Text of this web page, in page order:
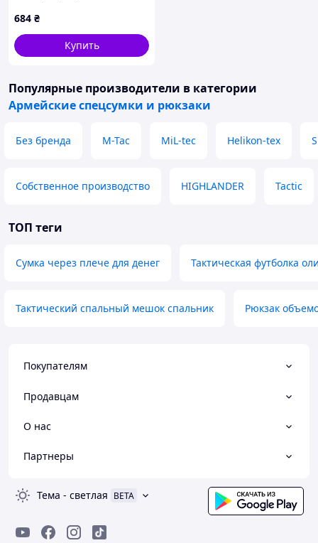
684 ₴
Купить
Популярные производители в категории
Армейские спецсумки и рюкзаки
Без бренда M-Tac MiL-tec Helikon-tex
Собственное производство HIGHLANDER Tactic
ТОП теги
Сумка через плече для денег Тактическая футболка
Тактический спальный мешок спальник Рюкзак
Покупателям
Продавцам
О нас
Партнеры
Тема - светлая BETA